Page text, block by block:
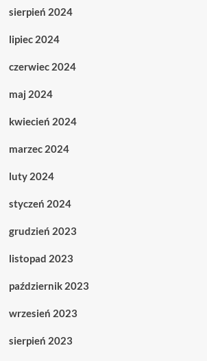
sierpień 2024
lipiec 2024
czerwiec 2024
maj 2024
kwiecień 2024
marzec 2024
luty 2024
styczeń 2024
grudzień 2023
listopad 2023
październik 2023
wrzesień 2023
sierpień 2023